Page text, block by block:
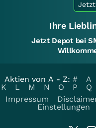
Ihre
Jetzt Depot bei
Aktien von A - Z: # A
K
L M N O P Q
Impressum
Einstellungen